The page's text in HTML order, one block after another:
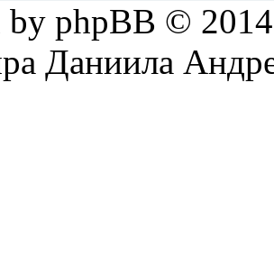
by phpBB ©
Даниила